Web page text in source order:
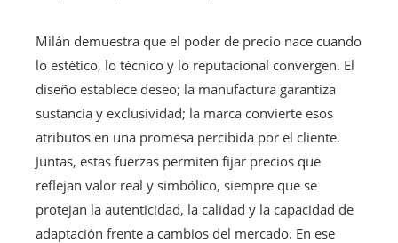
Milán demuestra que el poder de precio nace cuando
lo estético, lo técnico y lo reputacional convergen. El
diseño establece deseo; la manufactura garantiza
sustancia y exclusividad; la marca convierte esos
atributos en una promesa percibida por el cliente.
Juntas, estas fuerzas permiten fijar precios que
reflejan valor real y simbólico, siempre que se
protejan la autenticidad, la calidad y la capacidad de
adaptación frente a cambios del mercado. En ese